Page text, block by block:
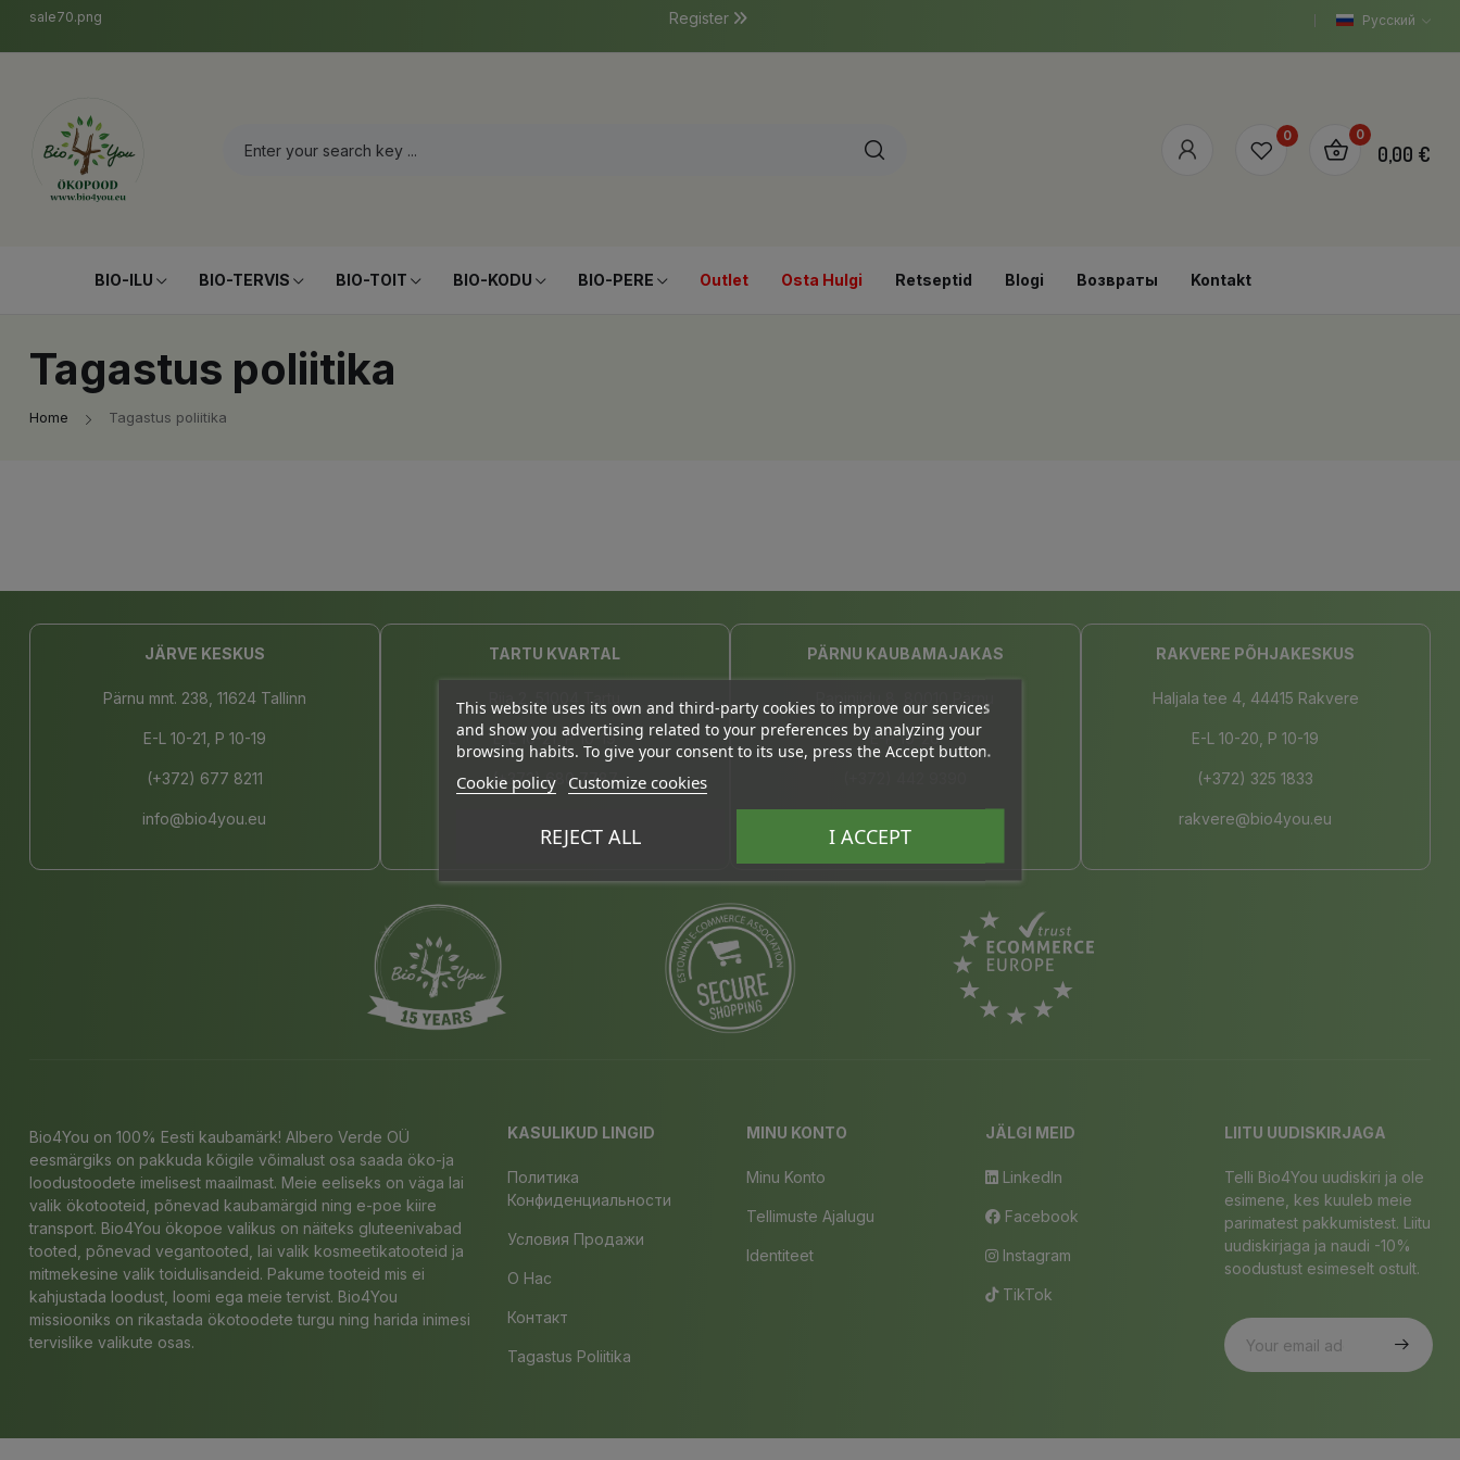
sale70.png Русский
Register
0 0
0,00 €
BIO-ILU BIO-TERVIS BIO-TOIT BIO-KODU BIO-PERE Outlet Osta Hulgi Retseptid Blogi Возвраты Kontakt
Tagastus poliitika
Home Tagastus poliitika
JÄRVE KESKUS
Pärnu mnt. 238, 11624 Tallinn
E-L 10-21, P 10-19
(+372) 677 8211
info@bio4you.eu
TARTU KVARTAL
Riia 2, 51004 Tartu
E-L 10-21, P 10-19
(+372) 680 7787
PÄRNU KAUBAMAJAKAS
Papiniidu 8, 80010 Pärnu
E-P 10-20
RAKVERE PÕHJAKESKUS
Haljala tee 4, 44415 Rakvere
E-L 10-20, P 10-19
(+372) 325 1833
rakvere@bio4you.eu
Bio4You on 100% Eesti kaubamärk! Albero Verde OÜ
eesmärgiks on pakkuda kõigile võimalust osa saada öko-ja
loodustoodete imelisest maailmast. Meie eeliseks on väga lai
valik ökotooteid, põnevad kaubamärgid ning e-poe kiire
transport. Bio4You ökopoe valikus on näiteks gluteenivabad
tooted, põnevad vegantooted, lai valik kosmeetikatooteid ja
mitmekesine valik toidulisandeid. Pakume tooteid mis ei
kahjustada loodust, loomi ega meie tervist. Bio4You
missiooniks on rikastada ökotoodete turgu ning harida inimesi
tervislike valikute osas.
KASULIKUD LINGID
Политика
Конфиденциальности
Условия Продажи
О Нас
Контакт
Tagastus Poliitika
MINU KONTO
Minu Konto
Tellimuste Ajalugu
Identiteet
JÄLGI MEID
LinkedIn
Facebook
Instagram
TikTok
LIITU UUDISKIRJAGA
Telli Bio4You uudiskiri ja ole
esimene, kes kuuleb meie
parimatest pakkumistest. Liitu
uudiskirjaga ja naudi -10%
soodustust esimeselt ostult.
This website uses its own and third-party cookies to improve our services
and show you advertising related to your preferences by analyzing your
browsing habits. To give your consent to its use, press the Accept button.
Cookie policy Customize cookies
REJECT ALL I ACCEPT